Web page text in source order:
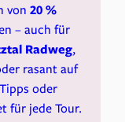
von20 %
– auch für
Radweg,
rasant auf
oder
für jede Tour.